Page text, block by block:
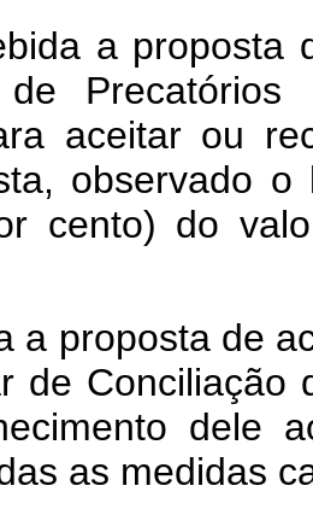
a proposta
de
aceitar ou
observado
cento) do
a proposta de
de Conciliação
dele
as medidas